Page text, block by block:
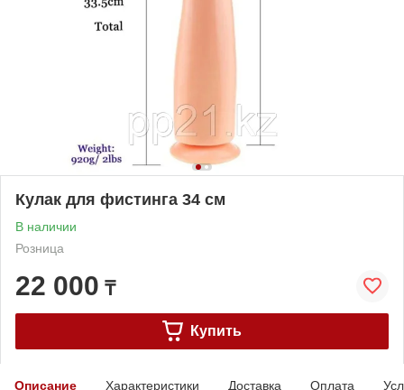
Кулак для фистинга 34 см
В наличии
Розница
22 000 ₸
Купить
Описание Характеристики Доставка Оплата